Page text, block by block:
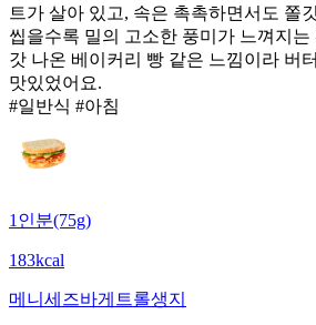
트가 살아 있고, 속은 촉촉하면서도 쫄
씹을수록 밀의 고소한 풍미가 느껴지는
갓 나온 베이커리 빵 같은 느낌이라 버
맛있었어요.
#일반식 #아침
1인분(75g)
183kcal
메니세즈바게트롤생지